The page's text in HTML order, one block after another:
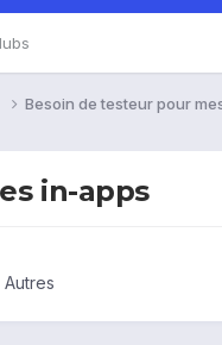
Besoin de testeur pour
in-apps